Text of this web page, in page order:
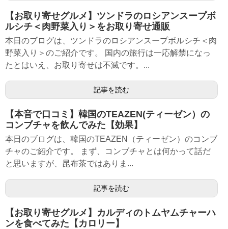
【お取り寄せグルメ】ツンドラのロシアンスープボ
ルシチ＜肉野菜入り＞をお取り寄せ通販
本日のブログは、ツンドラのロシアンスープボルシチ＜肉
野菜入り＞のご紹介です。 国内の旅行は一応解禁になっ
たとはいえ、お取り寄せは不滅です。...
記事を読む
【本音で口コミ】韓国のTEAZEN(ティーゼン）の
コンブチャを飲んでみた【効果】
本日のブログは、韓国のTEAZEN（ティーゼン）のコンブ
チャのご紹介です。 まず、コンブチャとは何かって話だ
と思いますが、昆布茶ではありま...
記事を読む
【お取り寄せグルメ】カルディのトムヤムチャーハ
ンを食べてみた【カロリー】